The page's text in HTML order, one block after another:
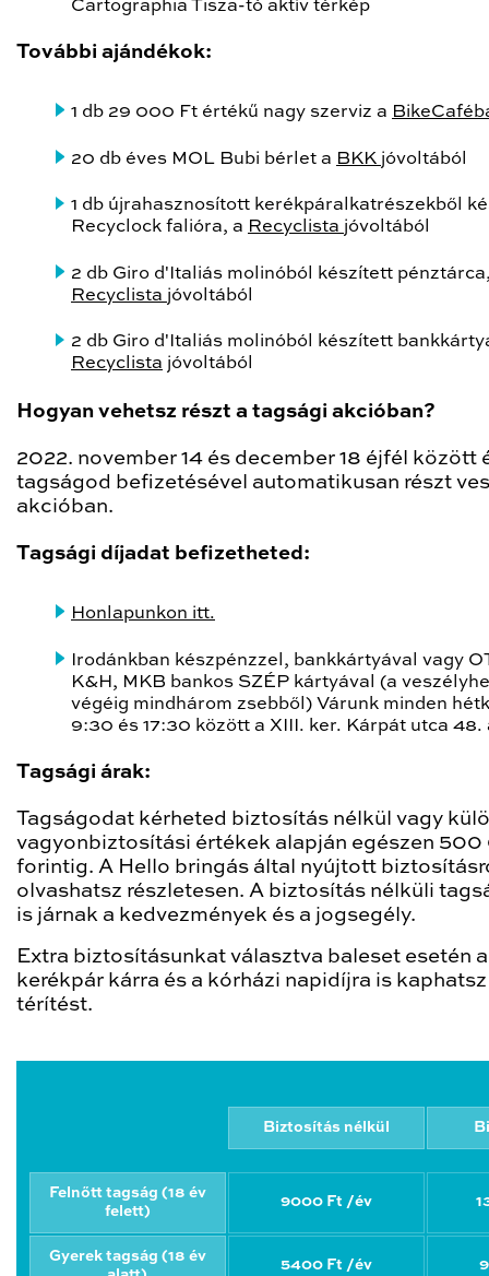
Cartographia Tisza-tó aktív térkép
További ajándékok:
1 db 29 000 Ft értékű nagy szerviz a
20 db éves MOL Bubi bérlet a BKK jóvoltából
1 db újrahasznosított kerékpáralkatrészekből
Recyclock falióra, a Recyclista jóvoltából
2 db Giro d'Italiás molinóból készített
Recyclista jóvoltából
2 db Giro d'Italiás molinóból készített
Recyclista jóvoltából
Hogyan vehetsz részt a tagsági akcióban?
2022. november 14 és december 18 éjfél között
tagságod befizetésével automatikusan részt
akcióban.
Tagsági díjadat befizetheted:
Honlapunkon itt.
Irodánkban készpénzzel, bankkártyával vagy
K&H, MKB bankos SZÉP kártyával (a
végéig mindhárom zsebből) Várunk minden
9:30 és 17:30 között a XIII. ker. Kárpát utca 48.
Tagsági árak:
Tagságodat kérheted biztosítás nélkül vagy
vagyonbiztosítási értékek alapján egészen
forintig. A Hello bringás által nyújtott
olvashatsz részletesen. A biztosítás nélküli
is járnak a kedvezmények és a jogsegély.
Extra biztosításunkat választva baleset esetén a
kerékpár kárra és a kórházi napidíjra is kaphatsz
térítést.
Biztosítás nélkül
Felnőtt tagság (18 év
felett)
9000 Ft /év
Gyerek tagság (18 év
5400 Ft /év